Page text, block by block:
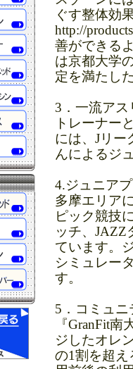
ぐす整体効
http://
善ができる
は京都大学
定を満たし
3．一流ア
トレーナー
には、Jリー
んによるジ
4.ジュニア
多摩エリア
ピック競技
ッチ、JAZZ
ています。
シミュレー
す。
5．コミュ
『GranFit
ジしたオレ
の1割を超え